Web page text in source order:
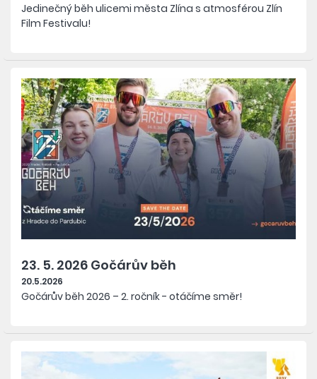
Jedinečný běh ulicemi města Zlína s atmosférou Zlín
Film Festivalu!
23. 5. 2026 Gočárův běh
20.5.2026
Gočárův běh 2026 – 2. ročník - otáčíme směr!